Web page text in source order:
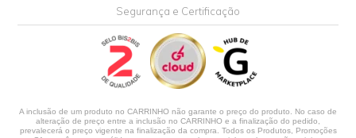
Segurança e Certificação
A inclusão de um produto no CARRINHO não garante o preço do produto. No caso de
alteração de preço entre a inclusão no CARRINHO e a finalização do pedido,
prevalecerá o preço vigente na finalização da compra. Todos os Produtos, Promoções